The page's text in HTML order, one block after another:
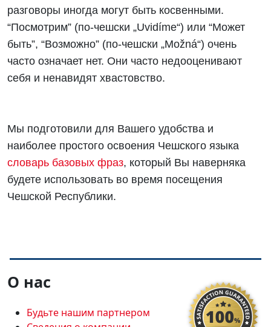
разговоры иногда могут быть косвенными.
“Посмотрим” (по-чешски „Uvidíme“) или “Может
быть”, “Возможно” (по-чешски „Možná“) очень
часто означает нет. Они часто недооценивают
себя и ненавидят хвастовство.
Мы подготовили для Вашего удобства и
наиболее простого освоения Чешского языка
словарь базовых фраз, который Вы наверняка
будете использовать во время посещения
Чешской Республики.
О нас
Будьте нашим партнером